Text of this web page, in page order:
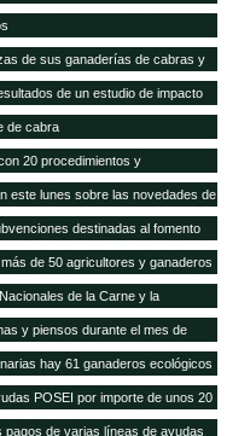
de sus ganaderías de cabras y
conceder las ayudas deja unas
ovinas
de un estudio de impacto
de cabra
20 procedimientos y
este lunes sobre las novedades de
destinadas al fomento
de 50 agricultores y ganaderos
de la Carne y la
y piensos durante el mes de
hay 61 ganaderos ecológicos
POSEI por importe de unos 20
pagos de varias líneas de ayudas